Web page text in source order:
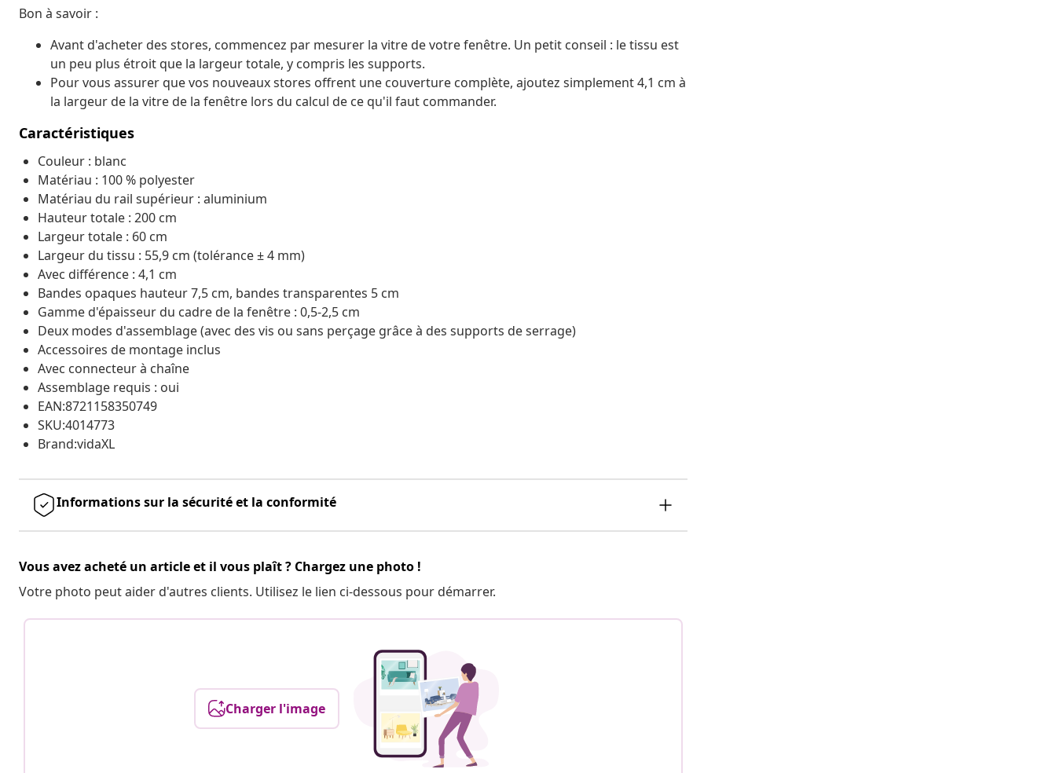
Bon à savoir :
Avant d'acheter des stores, commencez par mesurer la vitre de votre fenêtre. Un petit conseil : le tissu est
un peu plus étroit que la largeur totale, y compris les supports.
Pour vous assurer que vos nouveaux stores offrent une couverture complète, ajoutez simplement 4,1 cm à
la largeur de la vitre de la fenêtre lors du calcul de ce qu'il faut commander.
Caractéristiques
Couleur : blanc
Matériau : 100 % polyester
Matériau du rail supérieur : aluminium
Hauteur totale : 200 cm
Largeur totale : 60 cm
Largeur du tissu : 55,9 cm (tolérance ± 4 mm)
Avec différence : 4,1 cm
Bandes opaques hauteur 7,5 cm, bandes transparentes 5 cm
Gamme d'épaisseur du cadre de la fenêtre : 0,5-2,5 cm
Deux modes d'assemblage (avec des vis ou sans perçage grâce à des supports de serrage)
Accessoires de montage inclus
Avec connecteur à chaîne
Assemblage requis : oui
EAN:8721158350749
SKU:4014773
Brand:vidaXL
Informations sur la sécurité et la conformité
Vous avez acheté un article et il vous plaît ? Chargez une photo !
Votre photo peut aider d'autres clients. Utilisez le lien ci-dessous pour démarrer.
Charger l'image